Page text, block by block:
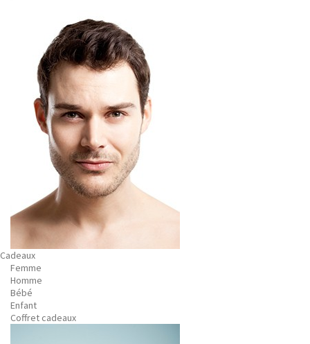
Cadeaux
Femme
Homme
Bébé
Enfant
Coffret cadeaux